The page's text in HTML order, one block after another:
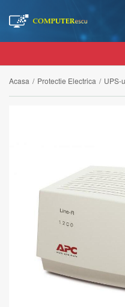
Acasa / Protectie Electrica / UPS-